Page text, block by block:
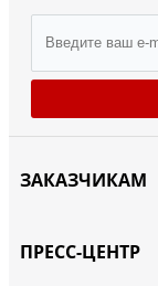
ЗАКАЗЧИКАМ
ПРЕСС-ЦЕНТР